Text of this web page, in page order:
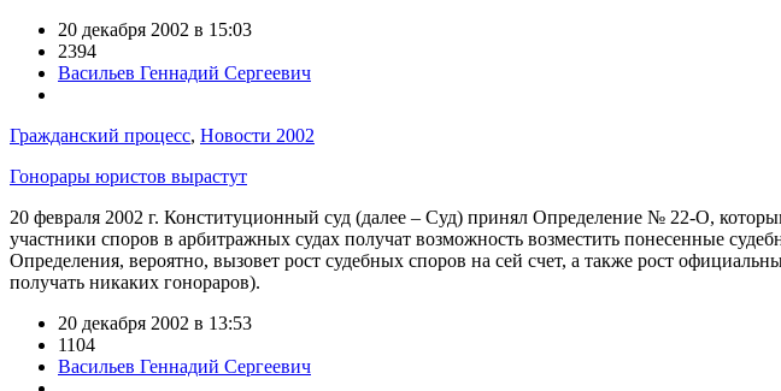
20 декабря 2002 в 15:03
2394
Васильев Геннадий Сергеевич
Гражданский процесс, Новости 2002
Гонорары юристов вырастут
20 февраля 2002 г. Конституционный суд (далее – Суд) принял Определение № 22-О,
участники споров в арбитражных судах получат возможность возместить понесенные
Определения, вероятно, вызовет рост судебных споров на сей счет, а также рост
получать никаких гонораров).
20 декабря 2002 в 13:53
1104
Васильев Геннадий Сергеевич